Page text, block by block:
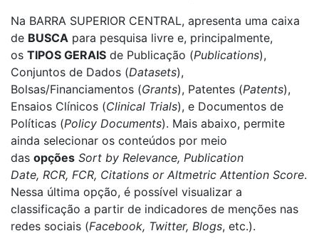
Na BARRA SUPERIOR CENTRAL, apresenta uma caixa
de BUSCA para pesquisa livre e, principalmente,
os TIPOS GERAIS de Publicação (Publications),
Conjuntos de Dados (Datasets),
Bolsas/Financiamentos (Grants), Patentes (Patents),
Ensaios Clínicos (Clinical Trials), e Documentos de
Políticas (Policy Documents). Mais abaixo, permite
ainda selecionar os conteúdos por meio
das opções Sort by Relevance, Publication
Date, RCR, FCR, Citations or Altmetric Attention Score.
Nessa última opção, é possível visualizar a
classificação a partir de indicadores de menções nas
redes sociais (Facebook, Twitter, Blogs, etc.).